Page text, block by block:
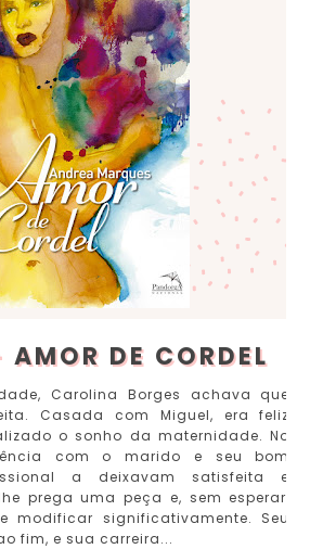
AMOR DE CORDEL
Carolina Borges achava que
Casada com Miguel, era feliz
o sonho da maternidade. No
com o marido e seu bom
a deixavam satisfeita e
prega uma peça e, sem esperar,
modificar significativamente. Seu
fim, e sua carreira...